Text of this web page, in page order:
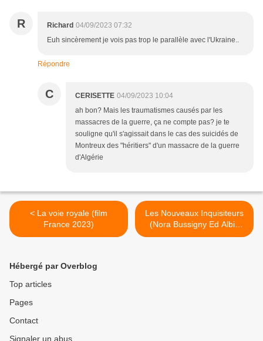
R Richard 04/09/2023 07:32
Euh sincèrement je vois pas trop le parallèle avec l'Ukraine..
Répondre
C CERISETTE 04/09/2023 10:04
ah bon? Mais les traumatismes causés par les
massacres de la guerre, ça ne compte pas? je te
souligne qu'il s'agissait dans le cas des suicidés de
Montreux des "héritiers" d'un massacre de la guerre
d'Algérie
< La voie royale (film
France 2023)
Les Nouveaux Inquisiteurs
(Nora Bussigny Ed Albin
Michel 2023) >
Hébergé par Overblog
Top articles
Pages
Contact
Signaler un abus